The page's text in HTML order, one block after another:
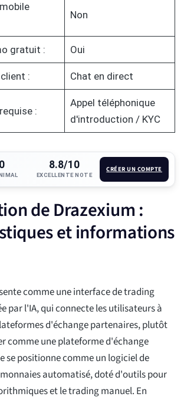
Non
gratuit : Oui
: Chat en direct
:
Appel téléphonique
d'introduction / KYC
8.8/10
EXCELLENTE NOTE
CRÉER UN COMPTE
de Drazexium :
et informations
comme une interface de trading
par l'IA, qui connecte les utilisateurs à
d'échange partenaires, plutôt
comme une plateforme d'échange
se positionne comme un logiciel de
automatisé, doté d'outils pour
et le trading manuel. En